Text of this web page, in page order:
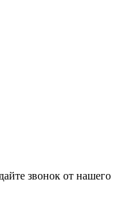
звонок от нашего